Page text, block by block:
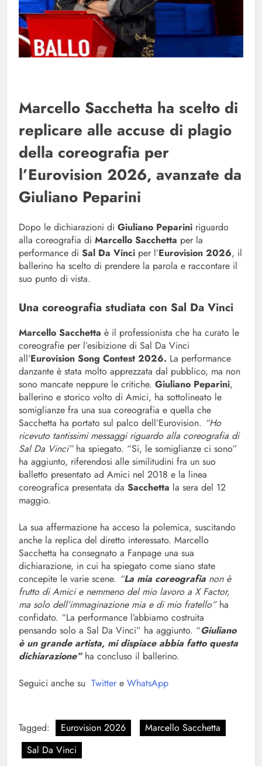
Marcello Sacchetta ha scelto di
replicare alle accuse di plagio
della coreografia per
l’Eurovision 2026, avanzate da
Giuliano Peparini
Dopo le dichiarazioni di Giuliano Peparini riguardo
alla coreografia di Marcello Sacchetta per la
performance di Sal Da Vinci per l’Eurovision 2026, il
ballerino ha scelto di prendere la parola e raccontare il
suo punto di vista.
Una coreografia studiata con Sal Da Vinci
Marcello Sacchetta è il professionista che ha curato le
coreografie per l’esibizione di Sal Da Vinci
all’Eurovision Song Contest 2026. La performance
danzante è stata molto apprezzata dal pubblico, ma non
sono mancate neppure le critiche. Giuliano Peparini,
ballerino e storico volto di Amici, ha sottolineato le
somiglianze fra una sua coreografia e quella che
Sacchetta ha portato sul palco dell’Eurovision. “Ho
ricevuto tantissimi messaggi riguardo alla coreografia di
Sal Da Vinci”ha spiegato. “Si, le somiglianze ci sono”
ha aggiunto, riferendosi alle similitudini fra un suo
balletto presentato ad Amici nel 2018 e la linea
coreografica presentata da Sacchetta la sera del 12
maggio.
La sua affermazione ha acceso la polemica, suscitando
anche la replica del diretto interessato. Marcello
Sacchetta ha consegnato a Fanpage una sua
dichiarazione, in cui ha spiegato come siano state
concepite le varie scene. “La mia coreografia non è
frutto di Amici e nemmeno del mio lavoro a X Factor,
ma solo dell’immaginazione mia e di mio fratello”ha
confidato. “La performance l’abbiamo costruita
pensando solo a Sal Da Vinci” ha aggiunto. “Giuliano
è un grande artista, mi dispiace abbia fatto questa
dichiarazione”ha concluso il ballerino.
Seguici anche su Twitter e WhatsApp
Tagged: Eurovision 2026
Marcello Sacchetta
Sal Da Vinci